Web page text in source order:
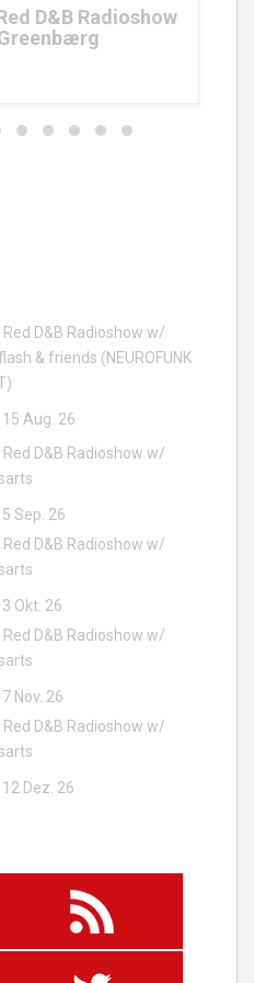
Radioshow
Red D&B Radioshow w/
& friends (NEUROFUNK
15 Aug. 26
Red D&B Radioshow w/
5 Sep. 26
Red D&B Radioshow w/
3 Okt. 26
Red D&B Radioshow w/
7 Nov. 26
Red D&B Radioshow w/
12 Dez. 26